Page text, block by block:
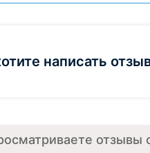
написать
отзывы